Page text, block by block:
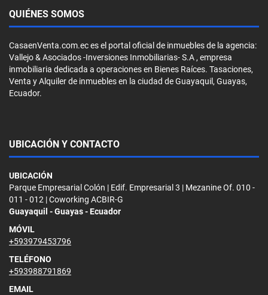
QUIÉNES SOMOS
CasaenVenta.com.ec es el portal oficial de inmuebles de la agencia:
Vallejo & Asociados -Inversiones Inmobiliarias- S.A , empresa
inmobiliaria dedicada a operaciones en Bienes Raíces. Tasaciones,
Venta y Alquiler de inmuebles en la ciudad de Guayaquil, Guayas,
Ecuador.
UBICACIÓN Y CONTACTO
UBICACIÓN
Parque Empresarial Colón | Edif. Empresarial 3 | Mezanine Of. 010 -
011 - 012 | Coworking ACBIR-G
Guayaquil - Guayas - Ecuador
MÓVIL
+593979453796
TELÉFONO
+593988791869
EMAIL